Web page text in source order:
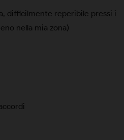
difficilmente reperibile pressi i
nella mia zona)